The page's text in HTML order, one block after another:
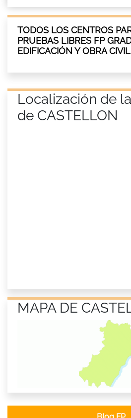
TODOS LOS CENTROS
PRUEBAS LIBRES FP
EDIFICACIÓN Y OBRA
Localización de
de CASTELLON
MAPA DE